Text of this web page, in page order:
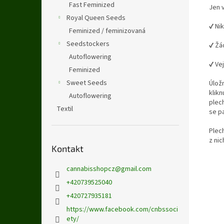
Fast Feminized
Royal Queen Seeds
Feminized / feminizovaná
Seedstockers
Autoflowering
Feminized
Sweet Seeds
Autoflowering
Textil
Kontakt
cannabisshopcz@gmail.com
+420739525040
+420727935181
https://www.facebook.com/cnbssoci
ety/
Jen
✔️
✔️
✔️
se
z